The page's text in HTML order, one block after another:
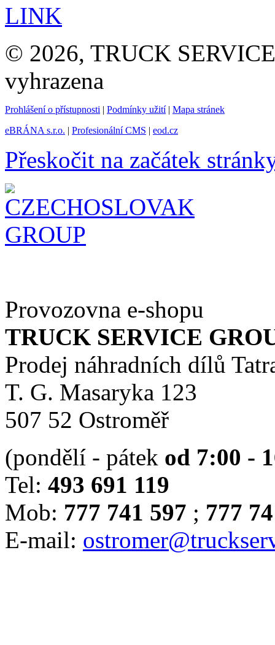
LINK
© 2026, TRUCK
vyhrazena
Prohlášení o přístupnosti | Podmínky užití| Mapa stránek
eBRÁNA s.r.o. | Profesionální CMS | eod.cz
Přeskočit na začátek
Provozovna e-shopu
TRUCK SERVICE
Prodej náhradních dílů
T. G. Masaryka 123
507 52 Ostroměř
(pondělí - pátek od 7:00 -
Tel: 493 691 119
Mob: 777 741 597 ; 777
E-mail: